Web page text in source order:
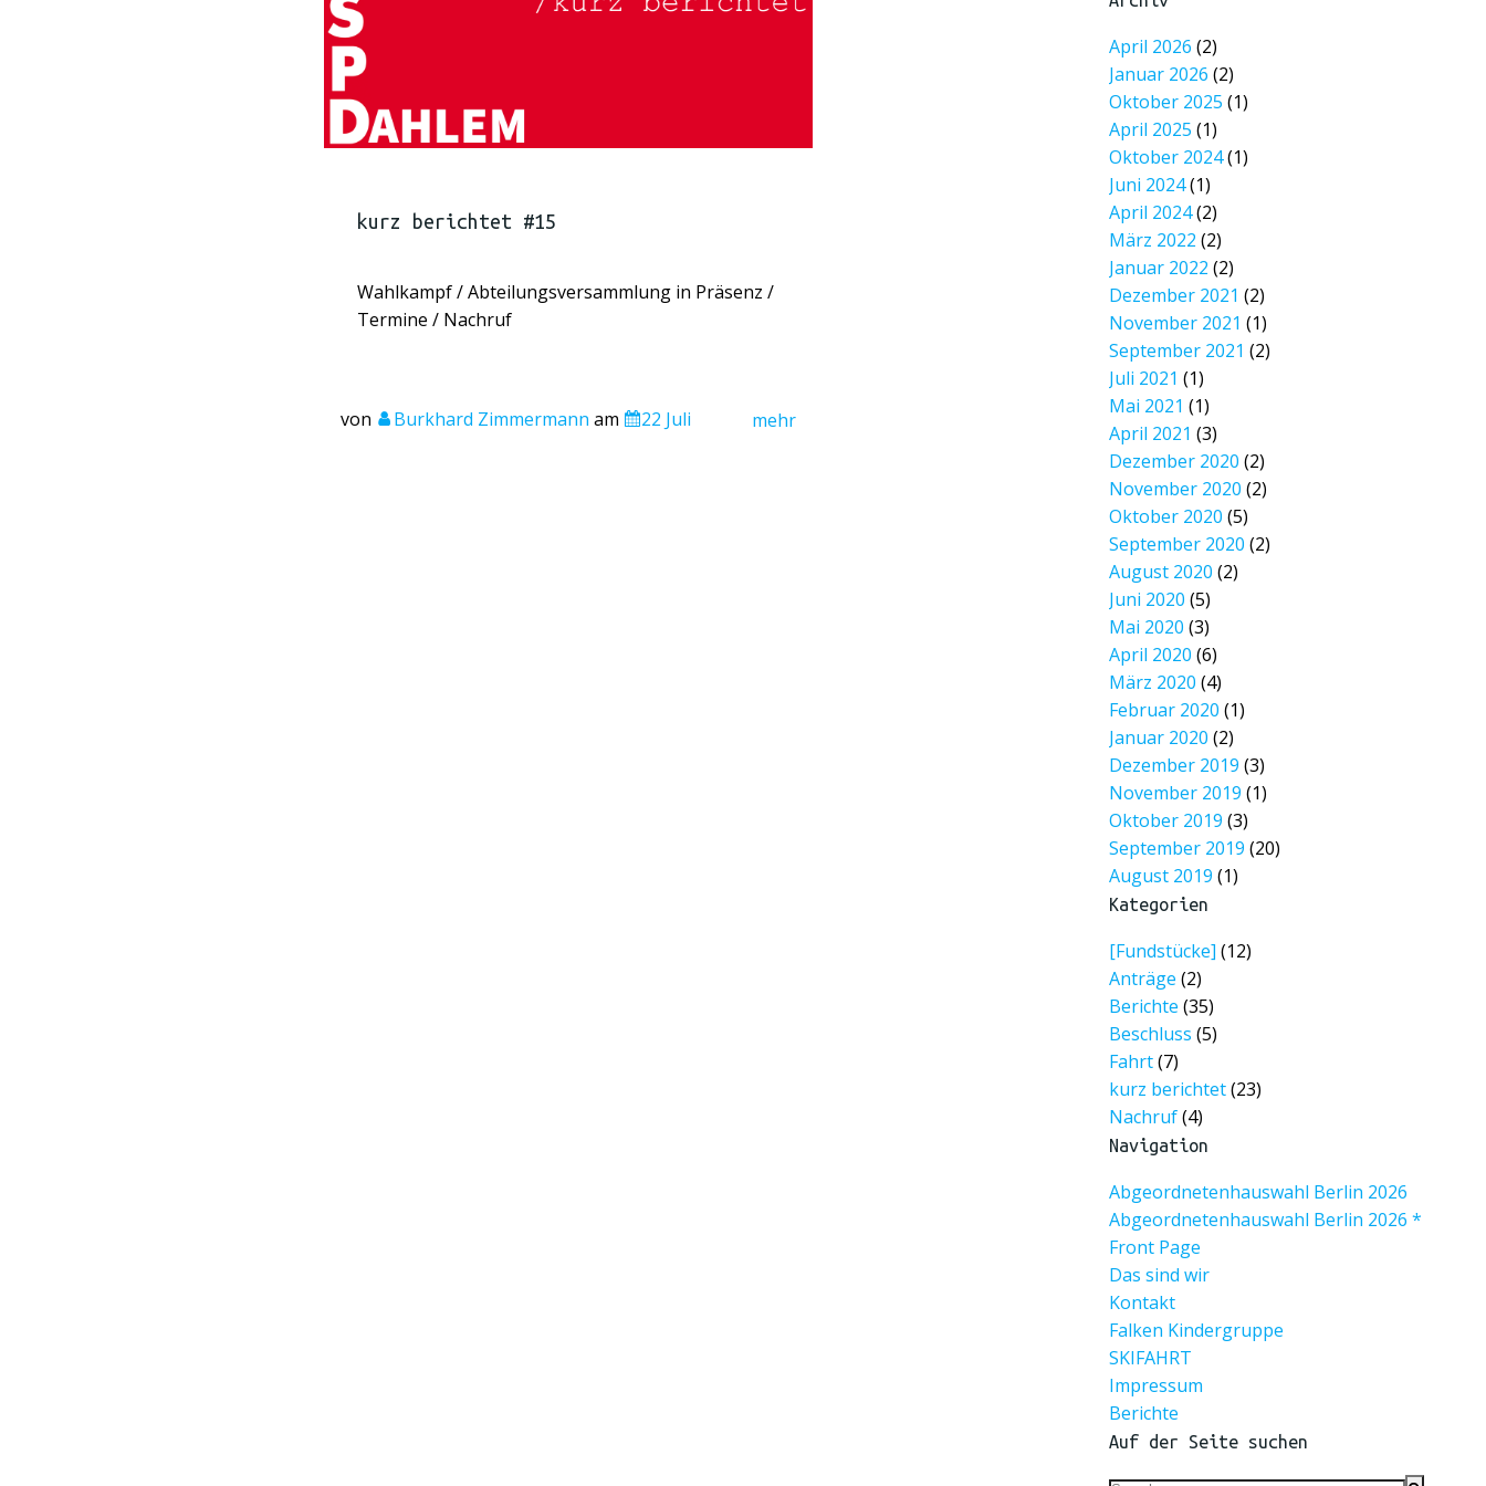
kurz berichtet #15
Wahlkampf / Abteilungsversammlung in Präsenz /
Termine / Nachruf
von Burkhard Zimmermann am 22 Juli mehr
April 2026 (2)
Januar 2026 (2)
Oktober 2025 (1)
April 2025 (1)
Oktober 2024(1)
Juni 2024(1)
April 2024(2)
März 2022 (2)
Januar 2022 (2)
Dezember 2021 (2)
November 2021 (1)
September 2021 (2)
Juli 2021 (1)
Mai 2021 (1)
April 2021 (3)
Dezember 2020 (2)
November 2020 (2)
Oktober 2020 (5)
September 2020 (2)
August 2020 (2)
Juni 2020 (5)
Mai 2020 (3)
April 2020 (6)
März 2020 (4)
Februar 2020 (1)
Januar 2020 (2)
Dezember 2019 (3)
November 2019 (1)
Oktober 2019 (3)
September 2019 (20)
August 2019 (1)
Kategorien
[Fundstücke] (12)
Anträge (2)
Berichte (35)
Beschluss (5)
Fahrt(7)
kurz berichtet(23)
Nachruf(4)
Navigation
Abgeordnetenhauswahl Berlin 2026
Abgeordnetenhauswahl Berlin 2026 *
Front Page
Das sind wir
Kontakt
Falken Kindergruppe
SKIFAHRT
Impressum
Berichte
Auf der Seite suchen